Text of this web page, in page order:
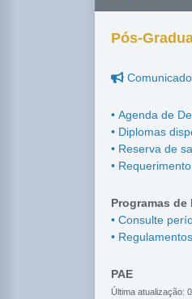
Pós-
• Agenda de
• Diplomas
• Reserva de
•
Programas de
• Consulte
• Regulamentos
PAE
Última atualização: